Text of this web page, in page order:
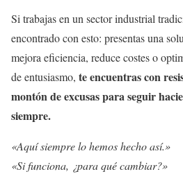
Si trabajas en un sector industrial
encontrado con esto: presentas una
mejora eficiencia, reduce costes o
de entusiasmo, te encuentras con
montón de excusas para seguir
siempre.
«Aquí siempre lo hemos hecho así.»
«Si funciona, ¿para qué cambiar?»